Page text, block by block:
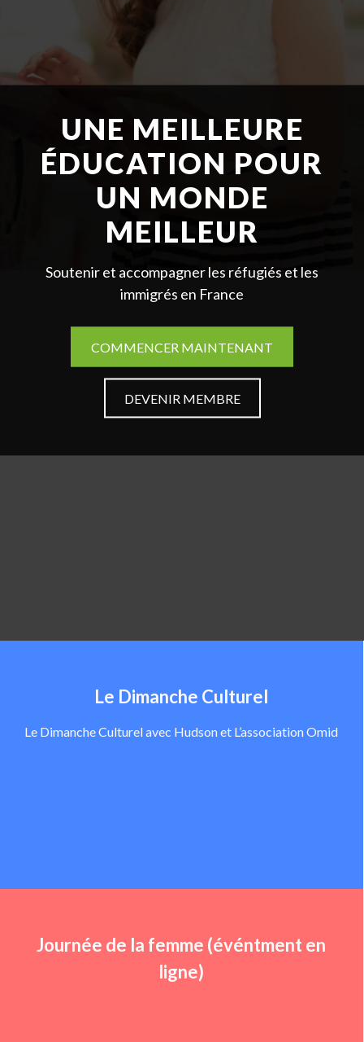
UNE MEILLEURE
ÉDUCATION POUR
UN MONDE
MEILLEUR
Soutenir et accompagner les réfugiés et les
immigrés en France
COMMENCER MAINTENANT
DEVENIR MEMBRE
Le Dimanche Culturel
Le Dimanche Culturel avec Hudson et L’association Omid
Journée de la femme (événtment en
ligne)